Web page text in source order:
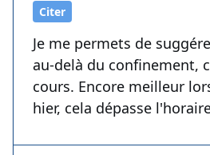
Citer
Je me permets de
au-delà du confinement,
cours. Encore meilleur
hier, cela dépasse